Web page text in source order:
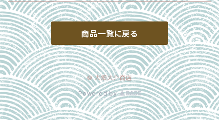
商品一覧に戻る
© 大畑大介商店
Powered by